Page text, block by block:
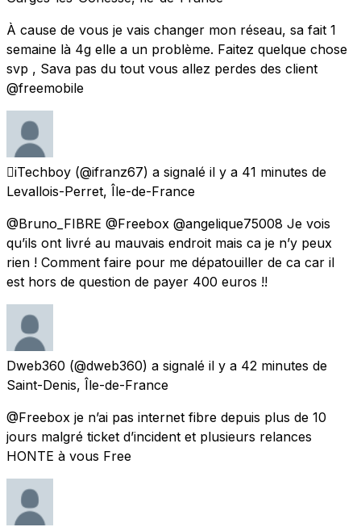
À cause de vous je vais changer mon réseau, sa fait 1
semaine là 4g elle a un problème. Faitez quelque chose
svp , Sava pas du tout vous allez perdes des client
@freemobile
iTechboy (@ifranz67) a signalé il y a 41 minutes de
Levallois-Perret, Île-de-France
@Bruno_FIBRE @Freebox @angelique75008 Je vois
qu’ils ont livré au mauvais endroit mais ca je n’y peux
rien ! Comment faire pour me dépatouiller de ca car il
est hors de question de payer 400 euros !!
Dweb360 (@dweb360) a signalé il y a 42 minutes de
Saint-Denis, Île-de-France
@Freebox je n’ai pas internet fibre depuis plus de 10
jours malgré ticket d’incident et plusieurs relances
HONTE à vous Free